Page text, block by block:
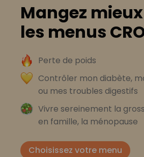
Mangez
les menus
Perte de poids
Contrôler mon diabète,
ou mes troubles digestifs
Vivre sereinement la
en famille, la ménopause
Choisissez votre menu